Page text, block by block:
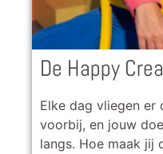
De Happy
Elke dag vliegen er
voorbij, en jouw
langs. Hoe maak jij